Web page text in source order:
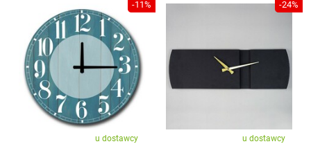
-11%
u dostawcy
-24%
u dostawcy